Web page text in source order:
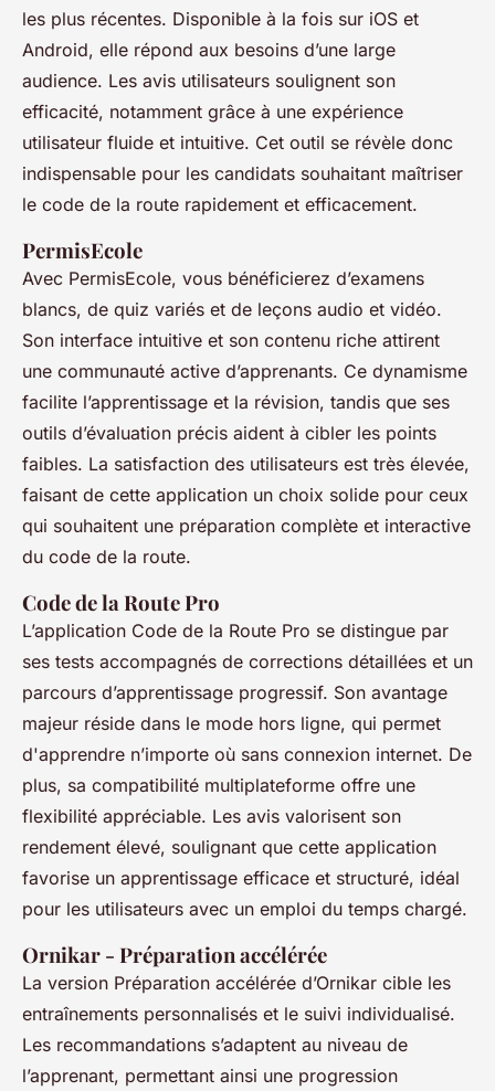
les plus récentes. Disponible à la fois sur iOS et
Android, elle répond aux besoins d’une large
audience. Les avis utilisateurs soulignent son
efficacité, notamment grâce à une expérience
utilisateur fluide et intuitive. Cet outil se révèle donc
indispensable pour les candidats souhaitant maîtriser
le code de la route rapidement et efficacement.
PermisEcole
Avec PermisEcole, vous bénéficierez d’examens
blancs, de quiz variés et de leçons audio et vidéo.
Son interface intuitive et son contenu riche attirent
une communauté active d’apprenants. Ce dynamisme
facilite l’apprentissage et la révision, tandis que ses
outils d’évaluation précis aident à cibler les points
faibles. La satisfaction des utilisateurs est très élevée,
faisant de cette application un choix solide pour ceux
qui souhaitent une préparation complète et interactive
du code de la route.
Code de la Route Pro
L’application Code de la Route Pro se distingue par
ses tests accompagnés de corrections détaillées et un
parcours d’apprentissage progressif. Son avantage
majeur réside dans le mode hors ligne, qui permet
d'apprendre n’importe où sans connexion internet. De
plus, sa compatibilité multiplateforme offre une
flexibilité appréciable. Les avis valorisent son
rendement élevé, soulignant que cette application
favorise un apprentissage efficace et structuré, idéal
pour les utilisateurs avec un emploi du temps chargé.
Ornikar - Préparation accélérée
La version Préparation accélérée d’Ornikar cible les
entraînements personnalisés et le suivi individualisé.
Les recommandations s’adaptent au niveau de
l’apprenant, permettant ainsi une progression